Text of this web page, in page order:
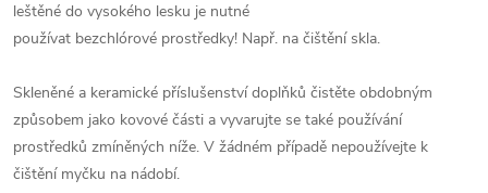
leštěné do vysokého lesku je nutné
používat bezchlórové prostředky! Např. na čištění skla.
Skleněné a keramické příslušenství doplňků čistěte obdobným
způsobem jako kovové části a vyvarujte se také používání
prostředků zmíněných níže. V žádném případě nepoužívejte k
čištění myčku na nádobí.